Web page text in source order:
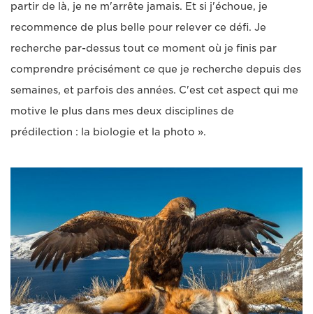
partir de là, je ne m'arrête jamais. Et si j'échoue, je
recommence de plus belle pour relever ce défi. Je
recherche par-dessus tout ce moment où je finis par
comprendre précisément ce que je recherche depuis des
semaines, et parfois des années. C'est cet aspect qui me
motive le plus dans mes deux disciplines de
prédilection : la biologie et la photo ».